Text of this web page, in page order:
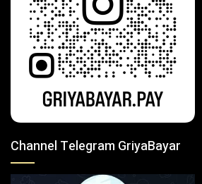
Channel Telegram GriyaBayar